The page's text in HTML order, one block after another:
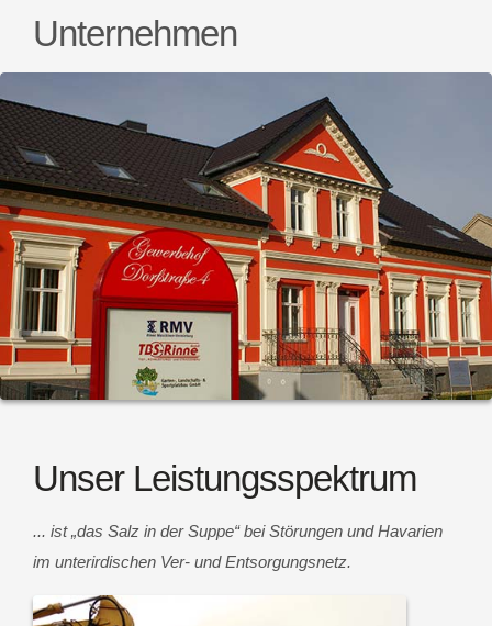
Unternehmen
Unser Leistungsspektrum
... ist „das Salz in der Suppe“ bei Störungen und Havarien
im unterirdischen Ver- und Entsorgungsnetz.